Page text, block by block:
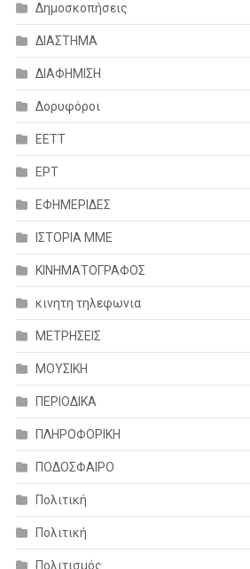
Δημοσκοπήσεις
ΔΙΑΣΤΗΜΑ
ΔΙΑΦΗΜΙΣΗ
Δορυφόροι
ΕΕΤΤ
ΕΡΤ
ΕΦΗΜΕΡΙΔΕΣ
ΙΣΤΟΡΙΑ ΜΜΕ
ΚΙΝΗΜΑΤΟΓΡΑΦΟΣ
κινητη τηλεφωνια
ΜΕΤΡΗΣΕΙΣ
ΜΟΥΣΙΚΗ
ΠΕΡΙΟΔΙΚΑ
ΠΛΗΡΟΦΟΡΙΚΗ
ΠΟΔΟΣΦΑΙΡΟ
Πολιτική
Πολιτική
Πολιτισμός